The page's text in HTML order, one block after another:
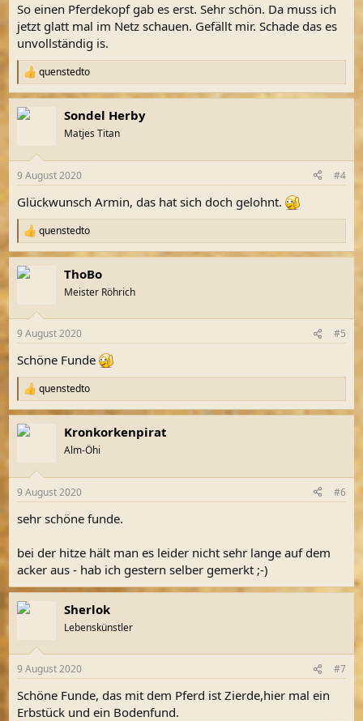
:
So einen Pferdekopf gab es erst. Sehr schön. Da muss ich
jetzt glatt mal im Netz schauen. Gefällt mir. Schade das es
unvollständig is.
R
e
a
k
e
:
quenstedto
Sondel Herby
Matjes Titan
9 August 2020 #4
Glückwunsch Armin, das hat sich doch gelohnt.
R
e
a
k
e
:
quenstedto
ThoBo
Meister Röhrich
9 August 2020 #5
Schöne Funde
R
e
a
k
e
:
quenstedto
Kronkorkenpirat
Alm-Öhi
9 August 2020 #6
sehr schöne funde.
bei der hitze hält man es leider nicht sehr lange auf dem
acker aus - hab ich gestern selber gemerkt ;-)
Sherlok
Lebenskünstler
9 August 2020 #7
Schöne Funde, das mit dem Pferd ist Zierde,hier mal ein
Erbstück und ein Bodenfund.